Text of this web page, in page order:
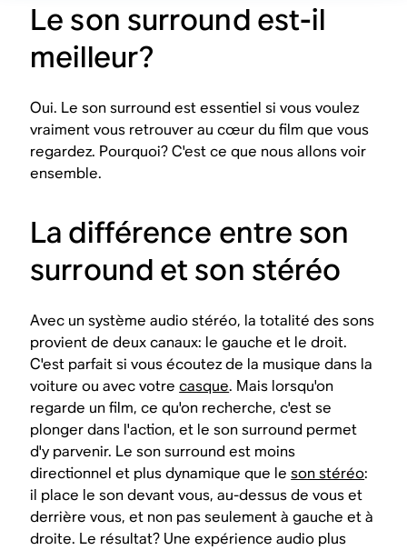
Le son surround est-il
meilleur?
Oui. Le son surround est essentiel si vous voulez
vraiment vous retrouver au cœur du film que vous
regardez. Pourquoi? C'est ce que nous allons voir
ensemble.
La différence entre son
surround et son stéréo
Avec un système audio stéréo, la totalité des sons
provient de deux canaux: le gauche et le droit.
C'est parfait si vous écoutez de la musique dans la
voiture ou avec votrecasque. Mais lorsqu'on
regarde un film, ce qu'on recherche, c'est se
plonger dans l'action, et le son surround permet
d'y parvenir. Le son surround est moins
directionnel et plus dynamique que leson stéréo:
il place le son devant vous, au-dessus de vous et
derrière vous, et non pas seulement à gauche et à
droite. Le résultat? Une expérience audio plus